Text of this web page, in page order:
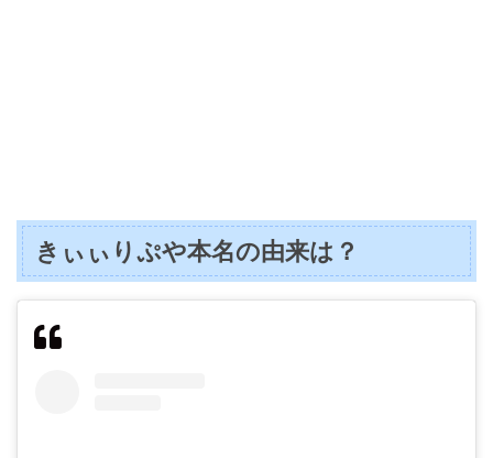
きぃぃりぷや本名の由来は？